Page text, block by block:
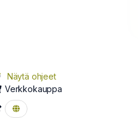
Näytä ohjeet
Verkkokauppa